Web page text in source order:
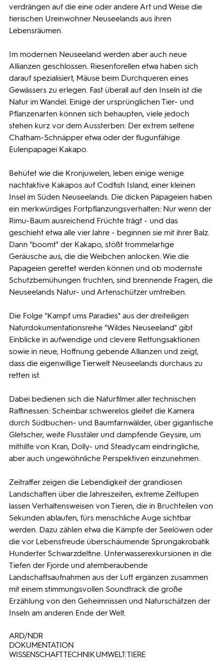
verdrängen auf die eine oder andere Art und Weise die
tierischen Ureinwohner Neuseelands aus ihren
Lebensräumen.
Im modernen Neuseeland werden aber auch neue
Allianzen geschlossen. Riesenforellen etwa haben sich
darauf spezialisiert, Mäuse beim Durchqueren eines
Gewässers zu erlegen. Fast überall auf den Inseln ist die
Natur im Wandel. Einige der ursprünglichen Tier- und
Pflanzenarten können sich behaupten, viele jedoch
stehen kurz vor dem Aussterben: Der extrem seltene
Chatham-Schnäpper etwa oder der flugunfähige
Eulenpapagei Kakapo.
Behütet wie die Kronjuwelen, leben einige wenige
nachtaktive Kakapos auf Codfish Island, einer kleinen
Insel im Süden Neuseelands. Die dicken Papageien haben
ein merkwürdiges Fortpflanzungsverhalten: Nur wenn der
Rimu-Baum ausreichend Früchte trägt - und das
geschieht etwa alle vier Jahre - beginnen sie mit ihrer Balz.
Dann "boomt" der Kakapo, stößt trommelartige
Geräusche aus, die die Weibchen anlocken. Wie die
Papageien gerettet werden können und ob modernste
Schutzbemühungen fruchten, sind brennende Fragen, die
Neuseelands Natur- und Artenschützer umtreiben.
Die Folge "Kampf ums Paradies" aus der dreiteiligen
Naturdokumentationsreihe "Wildes Neuseeland" gibt
Einblicke in aufwendige und clevere Rettungsaktionen
sowie in neue, Hoffnung gebende Allianzen und zeigt,
dass die eigenwillige Tierwelt Neuseelands durchaus zu
retten ist.
Dabei bedienen sich die Naturfilmer aller technischen
Raffinessen: Scheinbar schwerelos gleitet die Kamera
durch Südbuchen- und Baumfarnwälder, über gigantische
Gletscher, weite Flusstäler und dampfende Geysire, um
mithilfe von Kran, Dolly- und Steadycam eindringliche,
aber auch ungewöhnliche Perspektiven einzunehmen.
Zeitraffer zeigen die Lebendigkeit der grandiosen
Landschaften über die Jahreszeiten, extreme Zeitlupen
lassen Verhaltensweisen von Tieren, die in Bruchteilen von
Sekunden ablaufen, fürs menschliche Auge sichtbar
werden. Dazu zählen etwa die Kämpfe der Seelöwen oder
die vor Lebensfreude überschäumende Sprungakrobatik
Hunderter Schwarzdelfine. Unterwasserexkursionen in die
Tiefen der Fjorde und atemberaubende
Landschaftsaufnahmen aus der Luft ergänzen zusammen
mit einem stimmungsvollen Soundtrack die große
Erzählung von den Geheimnissen und Naturschätzen der
Inseln am anderen Ende der Welt.
ARD/NDR
DOKUMENTATION
WISSENSCHAFT TECHNIK UMWELT: TIERE